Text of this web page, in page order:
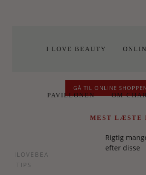
I LOVE BEAUTY
PAVILLONEN OM
GÅ TIL ONLINE SHOPPEN
ILOVEBEAUTY
TIPS
MEST LÆSTE
Rigtig
efter disse